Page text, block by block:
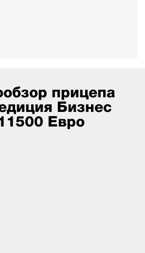
прицепа
Бизнес
Евро